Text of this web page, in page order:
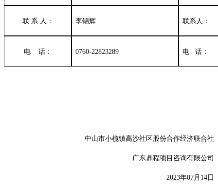
联 系 人： 李锦辉 联系人：
电 话： 0760-22823289 电 话：
中山市小榄镇高沙社区股份合作经济联合社
广东鼎程项目咨询有限公司
2023年07月14日